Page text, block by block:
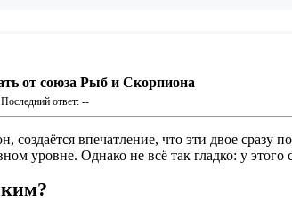
от союза Рыб и Скорпиона
Последний ответ: --
впечатление, что эти двое сразу
уровне. Однако не всё так гладко: у